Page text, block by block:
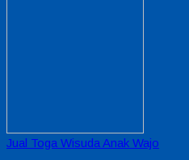
Jual Toga Wisuda Anak Wajo